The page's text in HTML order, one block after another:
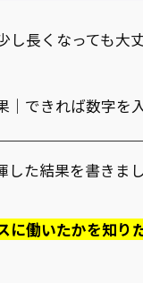
し長くなっても大
｜できれば数字を
した結果を書きま
に働いたかを知り